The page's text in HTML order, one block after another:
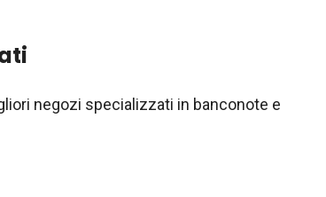
negozi specializzati in banconote e